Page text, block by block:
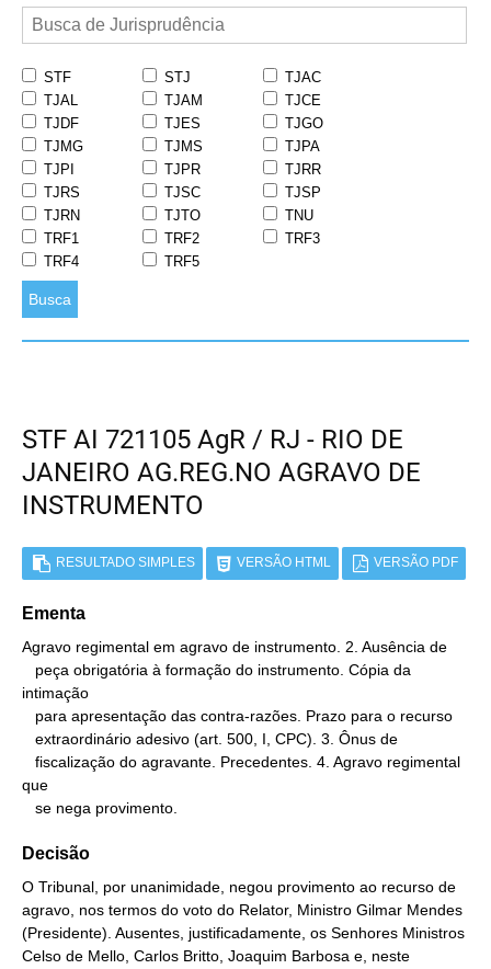
STF STJ
TJAC
TJAL
TJAM
TJCE
TJDF
TJES
TJGO
TJMG
TJMS
TJPA
TJPI
TJPR
TJRR
TJRS
TJSC
TJSP
TJRN
TJTO
TNU
TRF1
TRF2
TRF3
TRF4
TRF5
Busca
STF AI 721105 AgR / RJ - RIO DE
JANEIRO AG.REG.NO AGRAVO DE
INSTRUMENTO
RESULTADO SIMPLES VERSÃO HTML VERSÃO PDF
Ementa
Agravo regimental em agravo de instrumento. 2. Ausência de
intimação
que
   se nega provimento.
Decisão
O Tribunal, por unanimidade, negou provimento ao recurso de
agravo, nos termos do voto do Relator, Ministro Gilmar Mendes
(Presidente). Ausentes, justificadamente, os Senhores Ministros
Celso de Mello, Carlos Britto, Joaquim Barbosa e, neste